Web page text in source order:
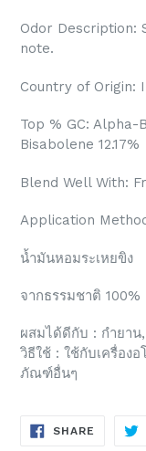
Odor Description:
note.
Country of Origin:
Top % GC:
Bisabolene 12.17%
Blend Well With:
Application
น้ำมันหอมระเหยขิง
จากธรรมชาติ 100%
ผสมได้ดีกับ : กำยาน
วิธีใช้ : ใช้กับเครื่อง
ภัณฑ์อื่นๆ
SHARE SHARE